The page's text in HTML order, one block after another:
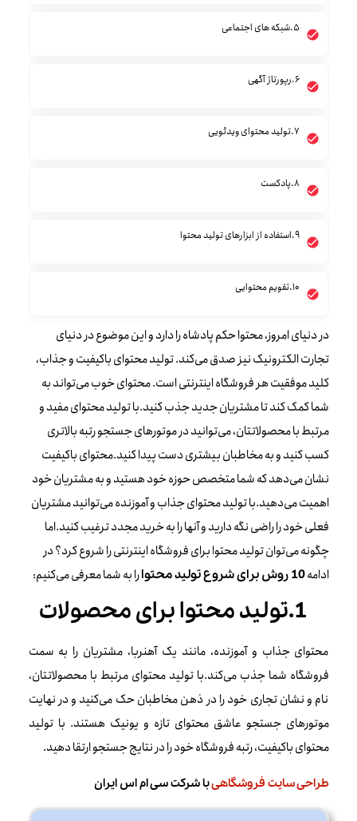
5.شبکه های اجتماعی
6.رپورتاژ آگهی
7.تولید محتوای ویدئویی
8.پادکست
9.استفاده از ابزارهای تولید محتوا
10.تقویم محتوایی
در دنیای امروز، محتوا حکم پادشاه را دارد و این موضوع در دنیای
تجارت الکترونیک نیز صدق می‌کند. تولید محتوای باکیفیت و جذاب،
کلید موفقیت هر فروشگاه اینترنتی است. محتوای خوب می‌تواند به
شما کمک کند تا مشتریان جدید جذب کنید.با تولید محتوای مفید و
مرتبط با محصولاتتان، می‌توانید در موتورهای جستجو رتبه بالاتری
کسب کنید و به مخاطبان بیشتری دست پیدا کنید.محتوای باکیفیت
نشان می‌دهد که شما متخصص حوزه خود هستید و به مشتریان خود
اهمیت می‌دهید.با تولید محتوای جذاب و آموزنده می‌توانید مشتریان
فعلی خود را راضی نگه دارید و آنها را به خرید مجدد ترغیب کنید.اما
چگونه می‌توان تولید محتوا برای فروشگاه اینترنتی را شروع کرد؟ در
ادامه10 روش برای شروع تولید محتوا را به شما معرفی می‌کنیم:
محتوای جذاب و آموزنده، مانند یک آهنربا، مشتریان را به سمت
فروشگاه شما جذب می‌کند.با تولید محتوای مرتبط با محصولاتتان،
نام و نشان تجاری خود را در ذهن مخاطبان حک می‌کنید و در نهایت
موتورهای جستجو عاشق محتوای تازه و یونیک هستند. با تولید
محتوای باکیفیت، رتبه فروشگاه خود را در نتایج جستجو ارتقا دهید.
طراحی سایت فروشگاهیبا شرکت سی ام اس ایران